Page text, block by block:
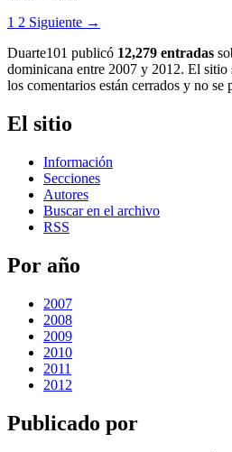
1 2 Siguiente →
Duarte101 publicó 12,279 entradas
dominicana entre 2007 y 2012. El sitio
los comentarios están cerrados y no
El sitio
Información
Secciones
Autores
Buscar en el archivo
RSS
Por año
2007
2008
2009
2010
2011
2012
Publicado por